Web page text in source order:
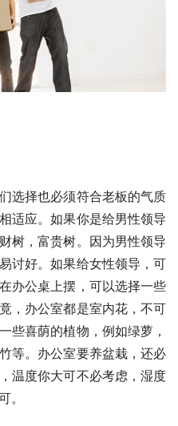
选择也必须符合老板的气质
适应。如果你是给男性领导
树，富贵树。因为男性领导
讨好。如果给女性领导，可
办公桌上摆，可以选择一些
，办公室都是室内花，不可
些喜荫的植物，例如绿萝，
等。办公室要养盆栽，还必
温度你大可不必考虑，湿度
。